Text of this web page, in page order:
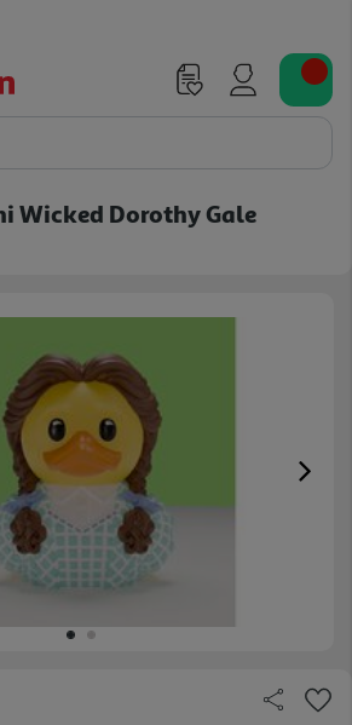
Wicked Dorothy Gale